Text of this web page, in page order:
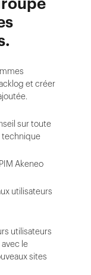
et créer
sur toute
technique
Akeneo
utilisateurs
utilisateurs
le
sites